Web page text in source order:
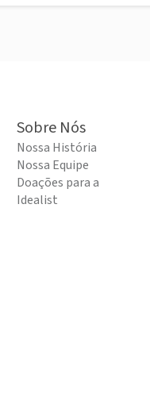
Sobre Nós
Nossa História
Nossa Equipe
Doações para a
Idealist